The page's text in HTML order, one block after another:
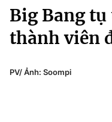
Chuyên mục
Chính trị
Xã hội
Kinh tế
Thể thao
Truyền hình
Y tế
Big Bang
thành viên
PV/ Ảnh: Soompi